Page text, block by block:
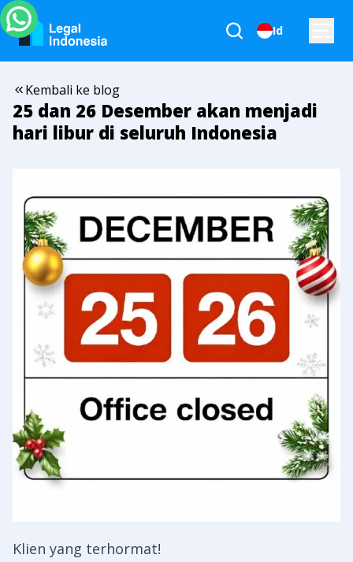
Id
Kembali ke blog
25 dan 26 Desember akan menjadi
hari libur di seluruh Indonesia
Klien yang terhormat!